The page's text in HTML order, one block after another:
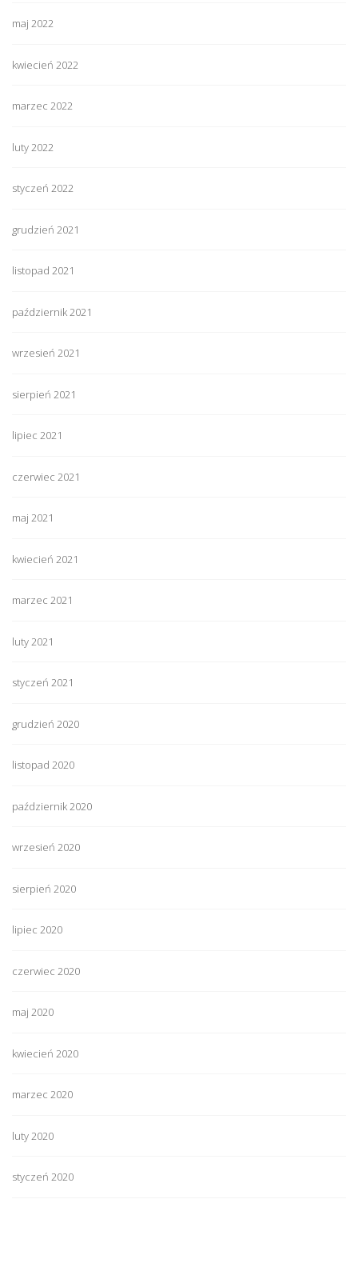
maj 2022
kwiecień 2022
marzec 2022
luty 2022
styczeń 2022
grudzień 2021
listopad 2021
październik 2021
wrzesień 2021
sierpień 2021
lipiec 2021
czerwiec 2021
maj 2021
kwiecień 2021
marzec 2021
luty 2021
styczeń 2021
grudzień 2020
listopad 2020
październik 2020
wrzesień 2020
sierpień 2020
lipiec 2020
czerwiec 2020
maj 2020
kwiecień 2020
marzec 2020
luty 2020
styczeń 2020